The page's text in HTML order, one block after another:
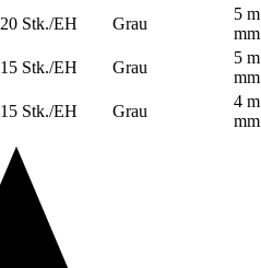
20 Stk./EH Grau
5
mm
15 Stk./EH Grau
5
mm
15 Stk./EH Grau
4
mm